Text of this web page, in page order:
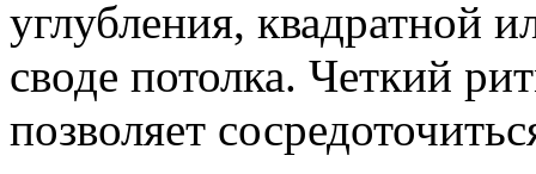
углубления, квадратной
своде потолка. Четкий
позволяет